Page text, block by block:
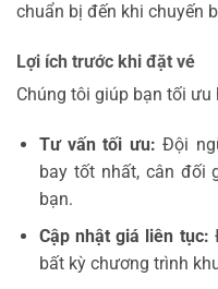
chuẩn bị đến khi chuyến
Lợi ích trước khi đặt vé
Chúng tôi giúp bạn tối
Tư vấn tối ưu: Đội
bay tốt nhất, cân đối
bạn.
Cập nhật giá liên tục:
bất kỳ chương trình